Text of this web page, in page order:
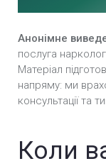
Анонімне
послуга
Матеріал
напряму: ми
консультації та
Коли